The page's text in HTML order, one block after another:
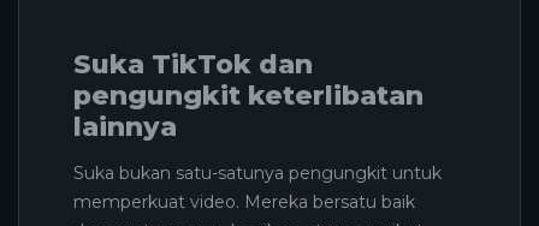
Suka TikTok dan
pengungkit keterlibatan
lainnya
Suka bukan satu-satunya pengungkit untuk
memperkuat video. Mereka bersatu baik